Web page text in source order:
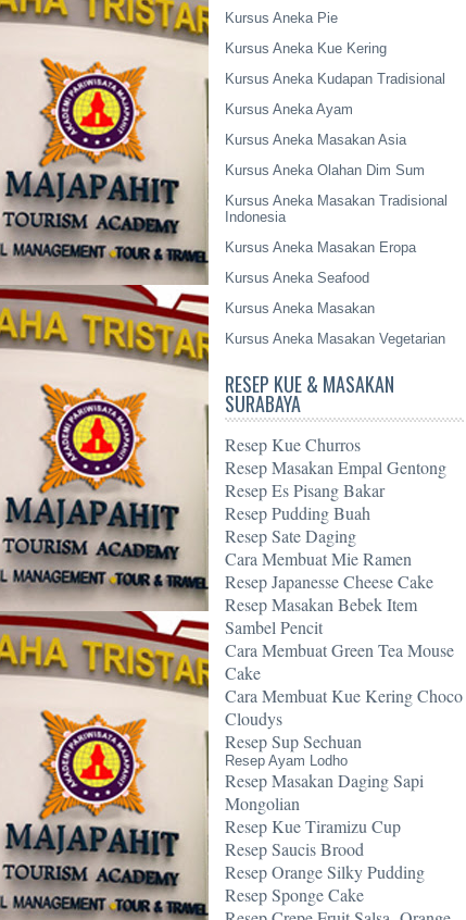
Kursus Aneka Pie
Kursus Aneka Kue Kering
Kursus Aneka Kudapan Tradisional
Kursus Aneka Ayam
Kursus Aneka Masakan Asia
Kursus Aneka Olahan Dim Sum
Kursus Aneka Masakan Tradisional
Indonesia
Kursus Aneka Masakan Eropa
Kursus Aneka Seafood
Kursus Aneka Masakan
Kursus Aneka Masakan Vegetarian
RESEP KUE & MASAKAN
SURABAYA
Resep Kue Churros
Resep Masakan Empal Gentong
Resep Es Pisang Bakar
Resep Pudding Buah
Resep Sate Daging
Cara Membuat Mie Ramen
Resep Japanesse Cheese Cake
Resep Masakan Bebek Item
Sambel Pencit
Cara Membuat Green Tea Mouse
Cake
Cara Membuat Kue Kering Choco
Cloudys
Resep Sup Sechuan
Resep Ayam Lodho
Resep Masakan Daging Sapi
Mongolian
Resep Kue Tiramizu Cup
Resep Saucis Brood
Resep Orange Silky Pudding
Resep Sponge Cake